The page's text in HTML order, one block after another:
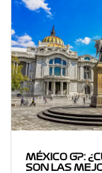
MÉXICO GP:
SON LAS